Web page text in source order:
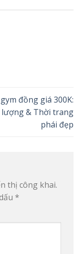
đồng giá 300K:
lượng & Thời trang
phái đẹp
thị công khai.
*